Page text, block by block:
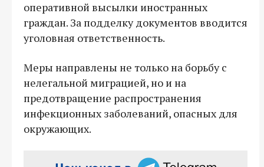
оперативной высылки иностранных
граждан. За подделку документов вводится
уголовная ответственность.
Меры направлены не только на борьбу с
нелегальной миграцией, но и на
предотвращение распространения
инфекционных заболеваний, опасных для
окружающих.